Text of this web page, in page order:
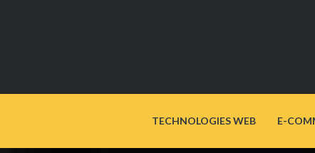
TECHNOLOGIES WEB E-